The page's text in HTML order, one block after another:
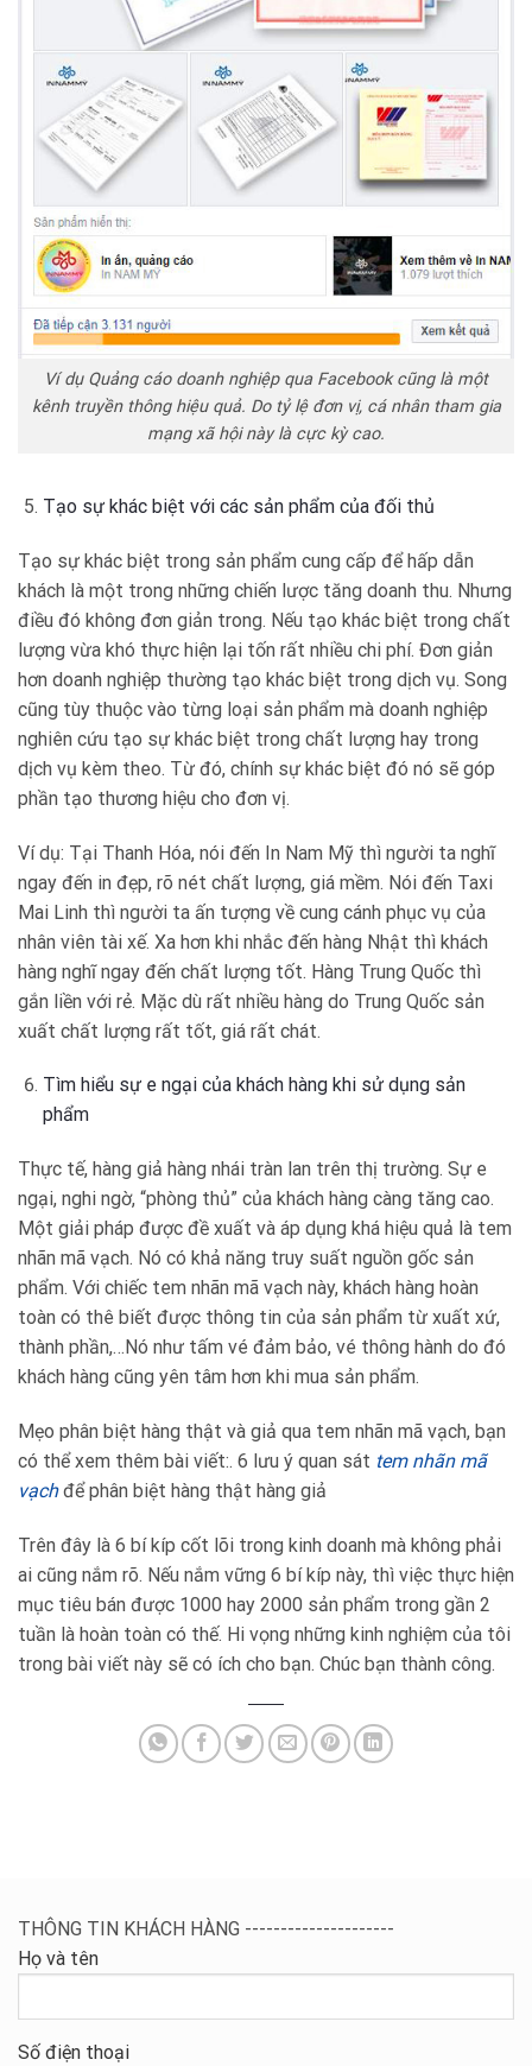
Ví dụ Quảng cáo doanh nghiệp qua Facebook cũng là một
kênh truyền thông hiệu quả. Do tỷ lệ đơn vị, cá nhân tham gia
mạng xã hội này là cực kỳ cao.
Tạo sự khác biệt với các sản phẩm của đối thủ
Tạo sự khác biệt trong sản phẩm cung cấp để hấp dẫn
khách là một trong những chiến lược tăng doanh thu. Nhưng
điều đó không đơn giản trong. Nếu tạo khác biệt trong chất
lượng vừa khó thực hiện lại tốn rất nhiều chi phí. Đơn giản
hơn doanh nghiệp thường tạo khác biệt trong dịch vụ. Song
cũng tùy thuộc vào từng loại sản phẩm mà doanh nghiệp
nghiên cứu tạo sự khác biệt trong chất lượng hay trong
dịch vụ kèm theo. Từ đó, chính sự khác biệt đó nó sẽ góp
phần tạo thương hiệu cho đơn vị.
Ví dụ: Tại Thanh Hóa, nói đến In Nam Mỹ thì người ta nghĩ
ngay đến in đẹp, rõ nét chất lượng, giá mềm. Nói đến Taxi
Mai Linh thì người ta ấn tượng về cung cánh phục vụ của
nhân viên tài xế. Xa hơn khi nhắc đến hàng Nhật thì khách
hàng nghĩ ngay đến chất lượng tốt. Hàng Trung Quốc thì
gắn liền với rẻ. Mặc dù rất nhiều hàng do Trung Quốc sản
xuất chất lượng rất tốt, giá rất chát.
Tìm hiểu sự e ngại của khách hàng khi sử dụng sản
phẩm
Thực tế, hàng giả hàng nhái tràn lan trên thị trường. Sự e
ngại, nghi ngờ, “phòng thủ” của khách hàng càng tăng cao.
Một giải pháp được đề xuất và áp dụng khá hiệu quả là tem
nhãn mã vạch. Nó có khả năng truy suất nguồn gốc sản
phẩm. Với chiếc tem nhãn mã vạch này, khách hàng hoàn
toàn có thê biết được thông tin của sản phẩm từ xuất xứ,
thành phần,…Nó như tấm vé đảm bảo, vé thông hành do đó
khách hàng cũng yên tâm hơn khi mua sản phẩm.
Mẹo phân biệt hàng thật và giả qua tem nhãn mã vạch, bạn
có thể xem thêm bài viết:. 6 lưu ý quan sát tem nhãn mã
vạchđể phân biệt hàng thật hàng giả
Trên đây là 6 bí kíp cốt lõi trong kinh doanh mà không phải
ai cũng nắm rõ. Nếu nắm vững 6 bí kíp này, thì việc thực hiện
mục tiêu bán được 1000 hay 2000 sản phẩm trong gần 2
tuần là hoàn toàn có thế. Hi vọng những kinh nghiệm của tôi
trong bài viết này sẽ có ích cho bạn. Chúc bạn thành công.
THÔNG TIN KHÁCH HÀNG ---------------------
Họ và tên
Số điện thoại